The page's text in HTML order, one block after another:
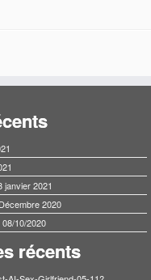
janvier 2021
2020
10/2020
récents